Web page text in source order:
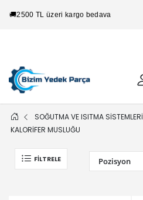
🚚2500 TL üzeri kargo bedava
SOĞUTMA VE ISITMA SİSTEMLERİ
KALORİFER MUSLUĞU
FILTRELE